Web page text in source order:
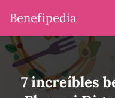
Benefipedia
7 increíbles